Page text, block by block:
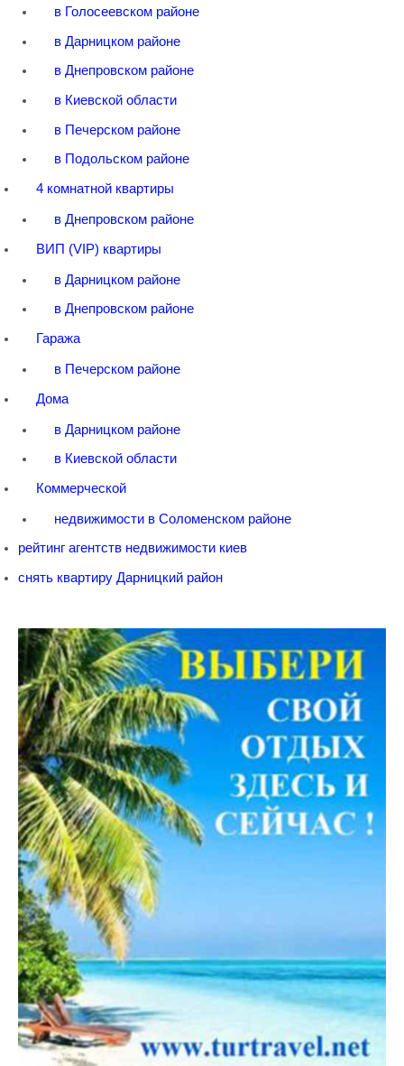
в Голосеевском районе
в Дарницком районе
в Днепровском районе
в Киевской области
в Печерском районе
в Подольском районе
4 комнатной квартиры
в Днепровском районе
ВИП (VIP) квартиры
в Дарницком районе
в Днепровском районе
Гаража
в Печерском районе
Дома
в Дарницком районе
в Киевской области
Коммерческой
недвижимости в Соломенском районе
рейтинг агентств недвижимости киев
снять квартиру Дарницкий район